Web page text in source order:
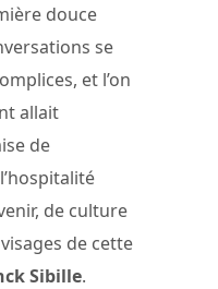
douce
se
et l’on
allait
de
de culture
de cette
Sibille.